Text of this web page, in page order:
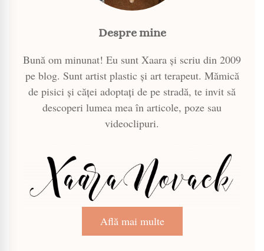
Despre mine
Bună om minunat! Eu sunt Xaara și scriu din 2009
pe blog. Sunt artist plastic și art terapeut. Mămică
de pisici și căței adoptați de pe stradă, te invit să
descoperi lumea mea în articole, poze sau
videoclipuri.
Află mai multe